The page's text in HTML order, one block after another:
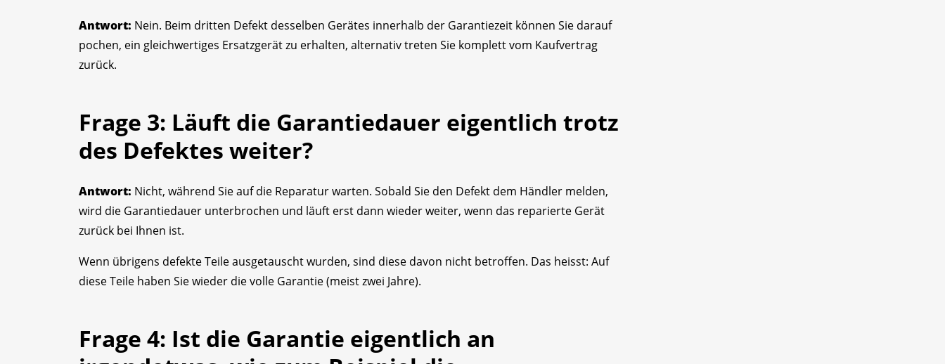
Antwort: Nein. Beim dritten Defekt desselben Gerätes innerhalb der Garantiezeit können Sie darauf
pochen, ein gleichwertiges Ersatzgerät zu erhalten, alternativ treten Sie komplett vom Kaufvertrag
zurück.
Frage 3: Läuft die Garantiedauer eigentlich trotz
des Defektes weiter?
Antwort: Nicht, während Sie auf die Reparatur warten. Sobald Sie den Defekt dem Händler melden,
wird die Garantiedauer unterbrochen und läuft erst dann wieder weiter, wenn das reparierte Gerät
zurück bei Ihnen ist.
Wenn übrigens defekte Teile ausgetauscht wurden, sind diese davon nicht betroffen. Das heisst: Auf
diese Teile haben Sie wieder die volle Garantie (meist zwei Jahre).
Frage 4: Ist die Garantie eigentlich an